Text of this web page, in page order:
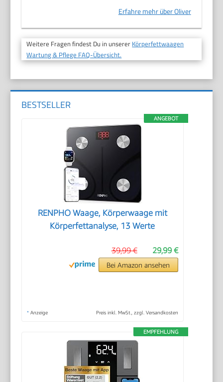
Erfahre mehr über Oliver
Weitere Fragen findest Du in unserer Körperfettwaagen
Wartung & Pflege FAQ-Übersicht.
BESTSELLER
ANGEBOT
RENPHO Waage, Körperwaage mit
Körperfettanalyse, 13 Werte
29,99 €
39,99 €
Bei Amazon ansehen
* Anzeige Preis inkl. MwSt., zzgl. Versandkosten
EMPFEHLUNG